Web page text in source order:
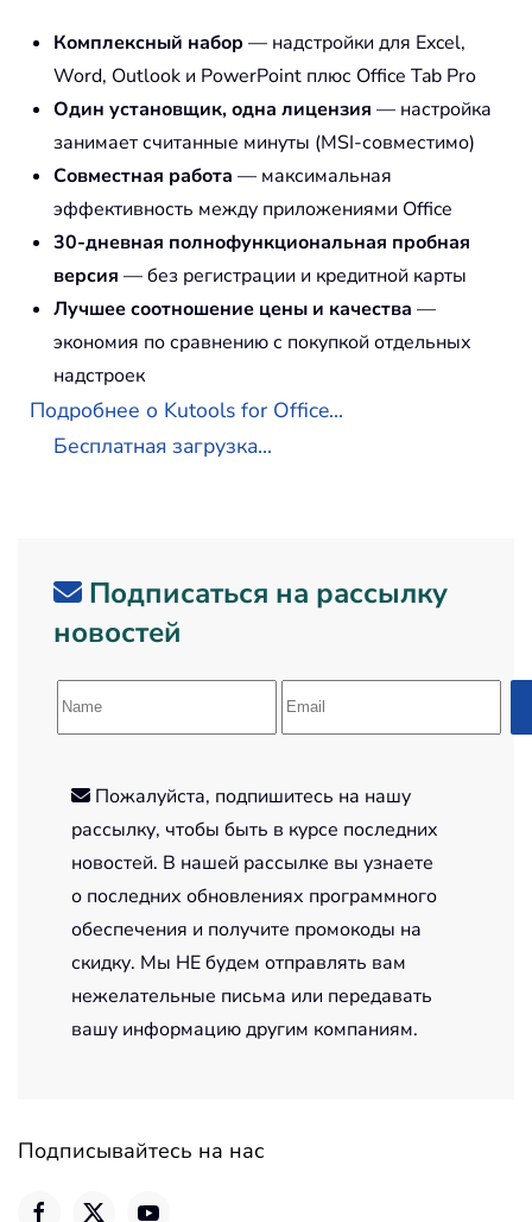
Комплексный набор — надстройки для Excel,
Word, Outlook и PowerPoint плюс Office Tab Pro
Один установщик, одна лицензия — настройка
занимает считанные минуты (MSI-совместимо)
Совместная работа — максимальная
эффективность между приложениями Office
30-дневная полнофункциональная пробная
версия — без регистрации и кредитной карты
Лучшее соотношение цены и качества —
экономия по сравнению с покупкой отдельных
надстроек
Подробнее о Kutools for Office...
Бесплатная загрузка...
Подписаться на рассылку
новостей
Пожалуйста, подпишитесь на нашу
рассылку, чтобы быть в курсе последних
новостей. В нашей рассылке вы узнаете
о последних обновлениях программного
обеспечения и получите промокоды на
скидку. Мы НЕ будем отправлять вам
нежелательные письма или передавать
вашу информацию другим компаниям.
Подписывайтесь на нас